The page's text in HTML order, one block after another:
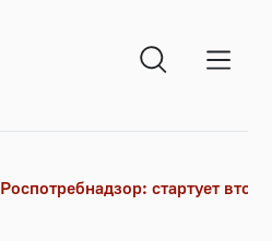
Роспотребнадзор: стартует